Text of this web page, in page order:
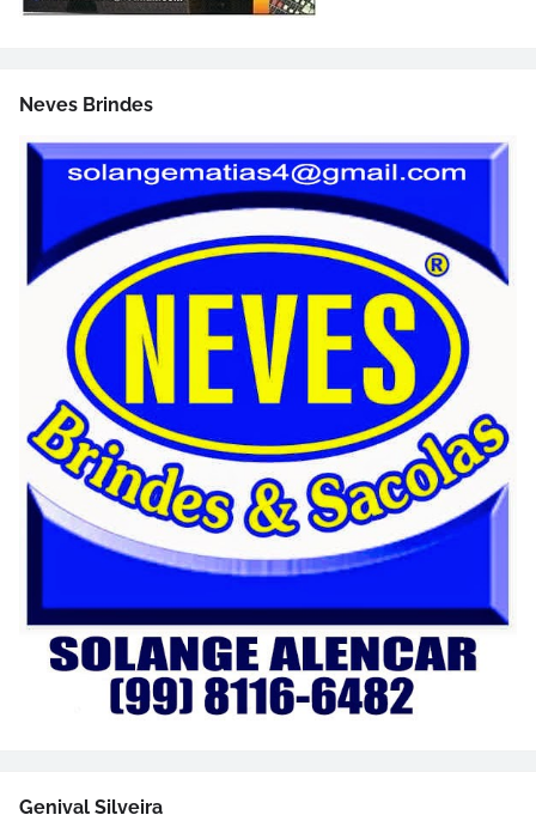
Neves Brindes
Genival Silveira